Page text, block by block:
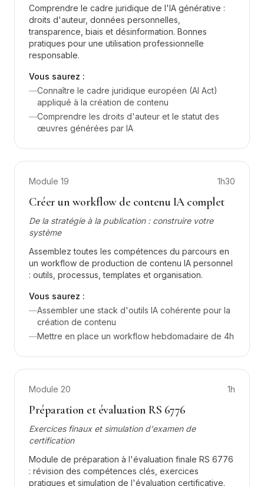
Comprendre le cadre juridique de l'IA générative :
droits d'auteur, données personnelles,
transparence, biais et désinformation. Bonnes
pratiques pour une utilisation professionnelle
responsable.
Vous saurez :
—Connaître le cadre juridique européen (AI Act)
appliqué à la création de contenu
—Comprendre les droits d'auteur et le statut des
œuvres générées par IA
Module 19 1h30
Créer un workflow de contenu IA complet
De la stratégie à la publication : construire votre
système
Assemblez toutes les compétences du parcours en
un workflow de production de contenu IA personnel
: outils, processus, templates et organisation.
Vous saurez :
—Assembler une stack d'outils IA cohérente pour la
création de contenu
—Mettre en place un workflow hebdomadaire de 4h
Module 20 1h
Préparation et évaluation RS 6776
Exercices finaux et simulation d'examen de
certification
Module de préparation à l'évaluation finale RS 6776
: révision des compétences clés, exercices
pratiques et simulation de l'évaluation certificative.